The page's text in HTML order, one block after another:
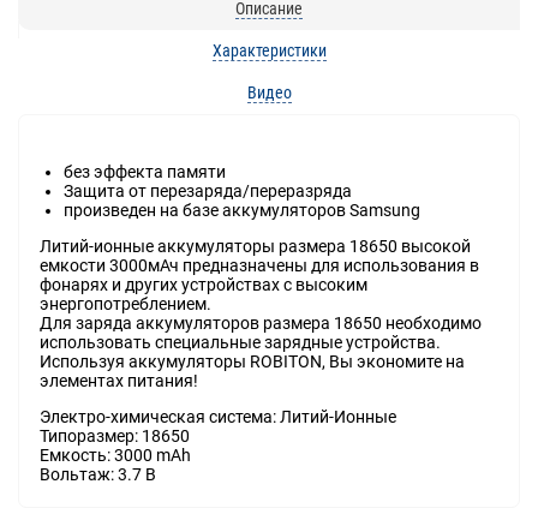
Описание
Характеристики
Видео
без эффекта памяти
Защита от перезаряда/переразряда
произведен на базе аккумуляторов Samsung
Литий-ионные аккумуляторы размера 18650 высокой
емкости 3000мАч предназначены для использования в
фонарях и других устройствах с высоким
энергопотреблением.
Для заряда аккумуляторов размера 18650 необходимо
использовать специальные зарядные устройства.
Используя аккумуляторы ROBITON, Вы экономите на
элементах питания!
Электро-химическая система: Литий-Ионные
Типоразмер: 18650
Емкость: 3000 mAh
Вольтаж: 3.7 В